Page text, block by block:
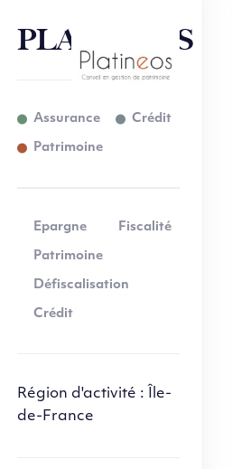
PLATINEOS
Assurance Crédit
Patrimoine
Epargne Fiscalité
Patrimoine
Défiscalisation
Crédit
Région d'activité : Île-
de-France